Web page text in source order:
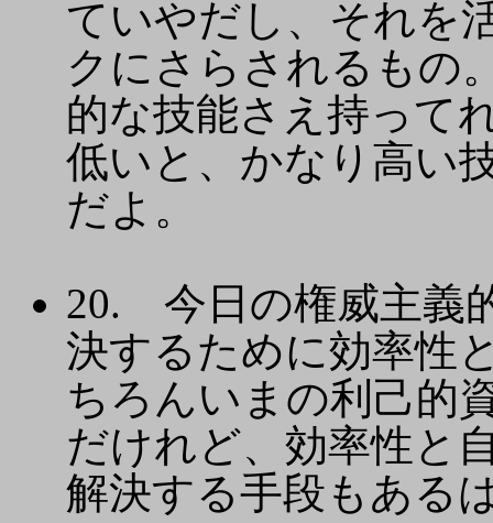
ていやだし、それを
クにさらされるもの
的な技能さえ持って
低いと、かなり高い
だよ。
20. 今日の権威主義
決するために効率性
ちろんいまの利己的
だけれど、効率性と
解決する手段もある